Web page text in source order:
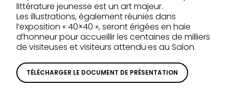
littérature jeunesse est un art majeur.
Les illustrations, également réunies dans
l’exposition « 40×40 », seront érigées en haie
d’honneur pour accueillir les centaines de milliers
de visiteuses et visiteurs attendu·es au Salon.
TÉLÉCHARGER LE DOCUMENT DE PRÉSENTATION